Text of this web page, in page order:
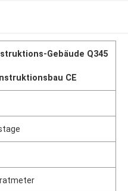
Gebäude Q345
CE